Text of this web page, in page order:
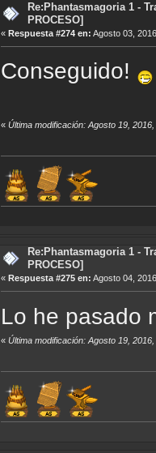
Re:Phantasmagoria 1 -
PROCESO]
«Respuesta #274 en: Agosto 03,
Conseguido!
«Última modificación: Agosto 19,
Re:Phantasmagoria 1 -
PROCESO]
« Respuesta #275 en: Agosto 04,
Lo he pasado
«Última modificación: Agosto 19,